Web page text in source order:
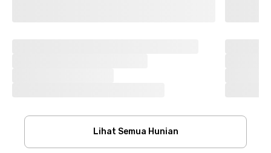
Lihat Semua Hunian